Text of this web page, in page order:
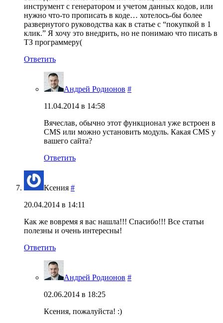
инструмент с генератором и учетом данных кодов, или
нужно что-то прописать в коде… хотелось-бы более
развернутого руководства как в статье с “покупкой в 1
клик.” Я хочу это внедрить, но не понимаю что писать в
ТЗ программеру(
Ответить
Андрей Родионов #
11.04.2014 в 14:58
Вячеслав, обычно этот функционал уже встроен в
CMS или можно установить модуль. Какая CMS у
вашего сайта?
Ответить
Ксения #
20.04.2014 в 14:11
Как же вовремя я вас нашла!!! Спасибо!!! Все статьи
полезны и очень интересны!
Ответить
Андрей Родионов #
02.06.2014 в 18:25
Ксения, пожалуйста! :)